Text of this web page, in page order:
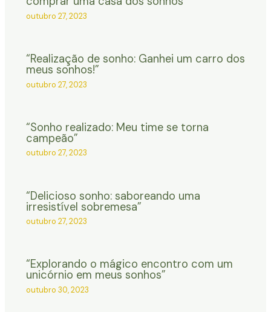
outubro 27, 2023
“Realização de sonho: Ganhei um carro dos
meus sonhos!”
outubro 27, 2023
“Sonho realizado: Meu time se torna
campeão”
outubro 27, 2023
“Delicioso sonho: saboreando uma
irresistível sobremesa”
outubro 27, 2023
“Explorando o mágico encontro com um
unicórnio em meus sonhos”
outubro 30, 2023